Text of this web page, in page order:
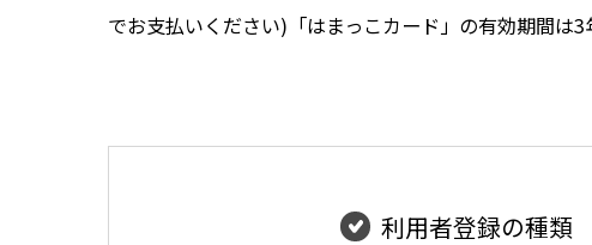
でお支払いください)「はまっこカード」の有効期間は3
利用者登録の種類